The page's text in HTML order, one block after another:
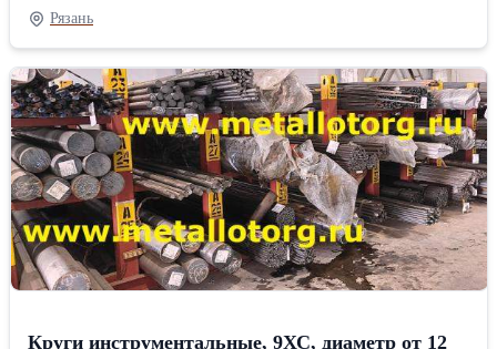
менеджера. Диаметр круга, сталь 20, от 12 мм до 350 мм , длина
до 6 м, круг цена. Резка круга, в размер, с высокой точностью
, пакетная резка на станках ЧПУ, отгрузка части круга,
изготовление заготовок. Также в наличии стальная арматура,
арматура а3, арматура а1, полоса , квадрат , круглая труба,
профильные трубы , лист стальной , оцинковка, швеллер ,
уголок, балка, двутавр, шестигранник . .Отгрузка по
электронным весам. Сертификаты на металл. Есть склады в 38
городах России. Металл можно купить сегодня , в розницу, от 1
штуки. Работаем с организациями и частными лицами.
Возможна доставка . 12; 14; 16; 18; 20; 22; 25; 26; 28; 30; 32; 34;
36; 38; 40; 42; 45; 48; 50; 52; 54; 56; 60; 65; 70; 75; 80; 85; 90; 95;
100; 110; 120; 130; 140; 150; 160; 170; 180; 190; 200; 210; 230;
Рязань
Круги инструментальные, 9ХС, диаметр от 12